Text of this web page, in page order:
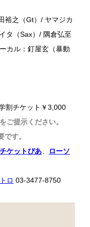
裕之（Gt）/ ヤマジカ
タ（Sax）/ 隅倉弘至
カル：釘屋玄（暴動
割チケット￥3,000
ご提示ください。
す。
チケットぴあ、
ローソ
ロ 03-3477-8750